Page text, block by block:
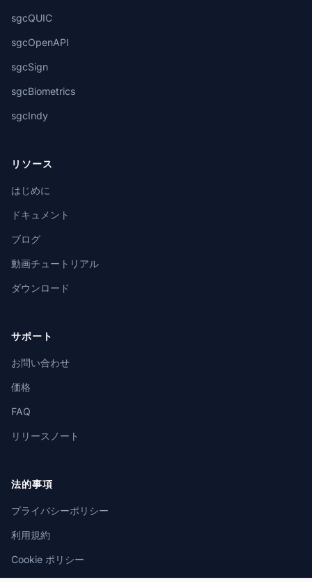
sgcQUIC
sgcOpenAPI
sgcSign
sgcBiometrics
sgcIndy
リソース
はじめに
ドキュメント
ブログ
動画チュートリアル
ダウンロード
サポート
お問い合わせ
価格
FAQ
リリースノート
法的事項
プライバシーポリシー
利用規約
Cookie ポリシー